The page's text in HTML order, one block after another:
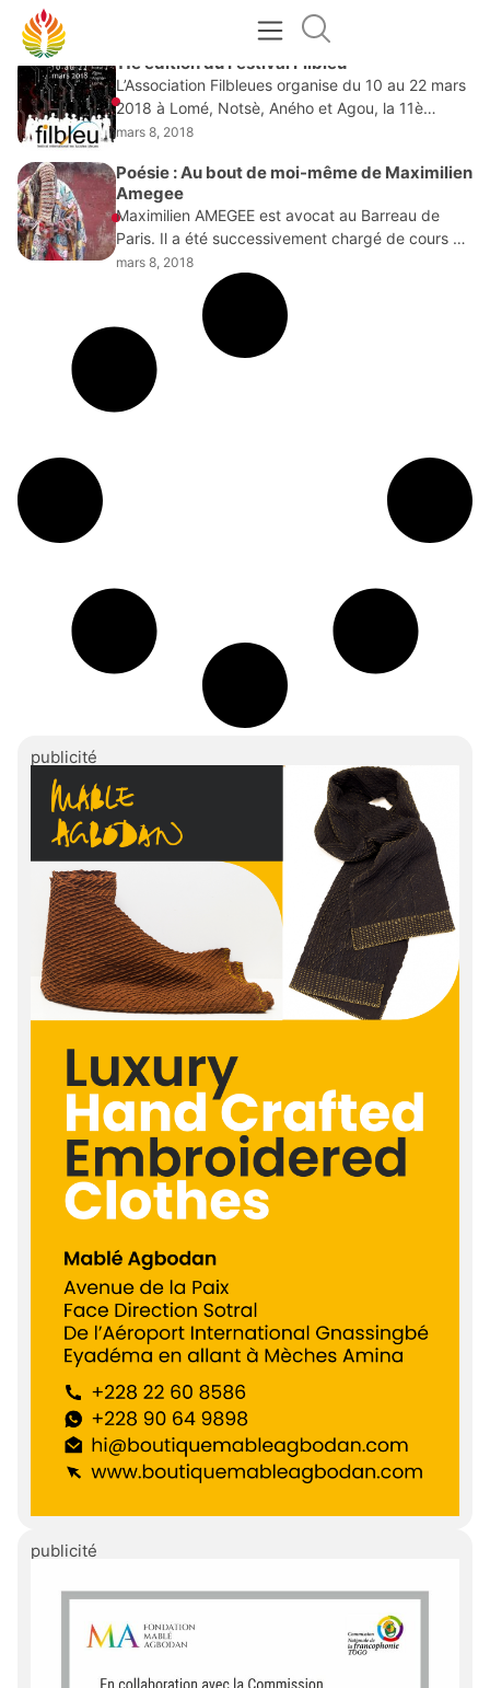
MARS 8, 2018
11e édition du Festival Filbleu
L’Association Filbleues organise du 10 au 22 mars
2018 à Lomé, Notsè, Aného et Agou, la 11è
édition du Festival Filbleu (festival international les
mars 8, 2018
Poésie : Au bout de moi-même de Maximilien
Amegee
Maximilien AMEGEE est avocat au Barreau de
Paris. Il a été successivement chargé de cours à
la faculté de Droit et sciences politiques de
l’Université Paris X, puis de Paris
mars 8, 2018
publicité
publicité